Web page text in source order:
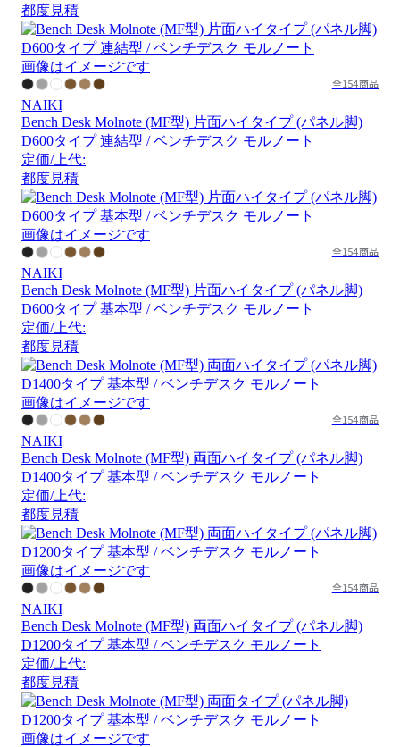
都度見積
画像はイメージです
全154商品
NAIKI
Bench Desk Molnote (MF型) 片面ハイタイプ (パネル脚)
D600タイプ 連結型 / ベンチデスク モルノート
定価/上代:
都度見積
画像はイメージです
全154商品
NAIKI
Bench Desk Molnote (MF型) 片面ハイタイプ (パネル脚)
D600タイプ 基本型 / ベンチデスク モルノート
定価/上代:
都度見積
画像はイメージです
全154商品
NAIKI
Bench Desk Molnote (MF型) 両面ハイタイプ (パネル脚)
D1400タイプ 基本型 / ベンチデスク モルノート
定価/上代:
都度見積
画像はイメージです
全154商品
NAIKI
Bench Desk Molnote (MF型) 両面ハイタイプ (パネル脚)
D1200タイプ 基本型 / ベンチデスク モルノート
定価/上代:
都度見積
画像はイメージです